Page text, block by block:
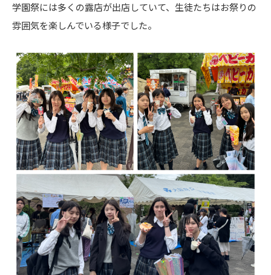
学園祭には多くの露店が出店していて、生徒たちはお祭りの
雰囲気を楽しんでいる様子でした。